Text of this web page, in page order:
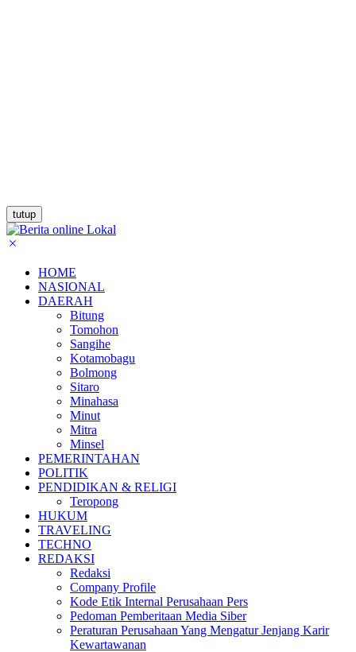
tutup
HOME
NASIONAL
DAERAH
Bitung
Tomohon
Sangihe
Kotamobagu
Bolmong
Sitaro
Minahasa
Minut
Mitra
Minsel
PEMERINTAHAN
POLITIK
PENDIDIKAN & RELIGI
Teropong
HUKUM
TRAVELING
TECHNO
REDAKSI
Redaksi
Company Profile
Kode Etik Internal Perusahaan Pers
Pedoman Pemberitaan Media Siber
Peraturan Perusahaan Yang Mengatur Jenjang Karir
Kewartawanan